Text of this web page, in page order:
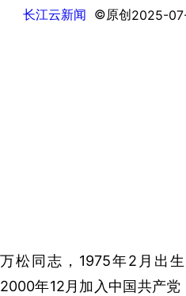
长江云新闻 ©原创2025-
万松同志，1975年2月出
2000年12月加入中国共产